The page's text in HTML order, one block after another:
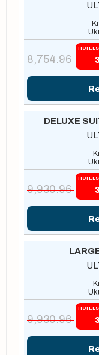
8,754.96
DELUXE
9,930.96
9,930.96